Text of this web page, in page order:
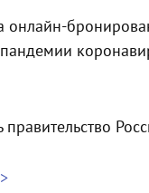
онлайн-